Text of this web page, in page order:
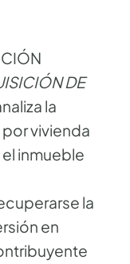
DE
la
vivienda
inmueble
la
en